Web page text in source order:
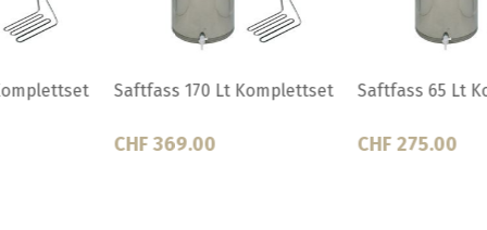
Saftfass 170 Lt Komplettset Saftfass 65 Lt Komplettset